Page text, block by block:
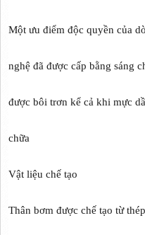
Một ưu điểm độc quyền của
nghệ đã được cấp bằng sáng
được bôi trơn kể cả khi mực
chữa
Vật liệu chế tạo
Thân bơm được chế tạo từ